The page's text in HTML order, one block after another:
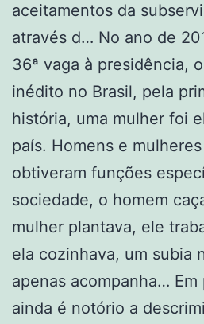
aceitamentos da
através d… No ano de
36ª vaga à presidência,
inédito no Brasil, pela
história, uma mulher foi
país. Homens e
obtiveram funções
sociedade, o homem
mulher plantava, ele
ela cozinhava, um subia
apenas acompanha… Em
ainda é notório a